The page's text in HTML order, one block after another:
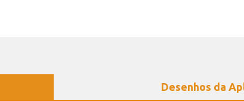
Desenhos da